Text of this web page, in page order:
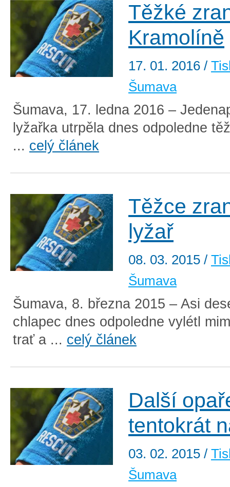
Těžké
Kramolíně
17. 01. 2016 /
Šumava
Šumava, 17. ledna 2016 –
lyžařka utrpěla dnes odpoledne
... celý článek
Těžce
lyžař
08. 03. 2015 /
Šumava
Šumava, 8. března 2015 – Asi
chlapec dnes odpoledne vylétl
trať a ... celý článek
Další
tentokrát
03. 02. 2015 /
Šumava